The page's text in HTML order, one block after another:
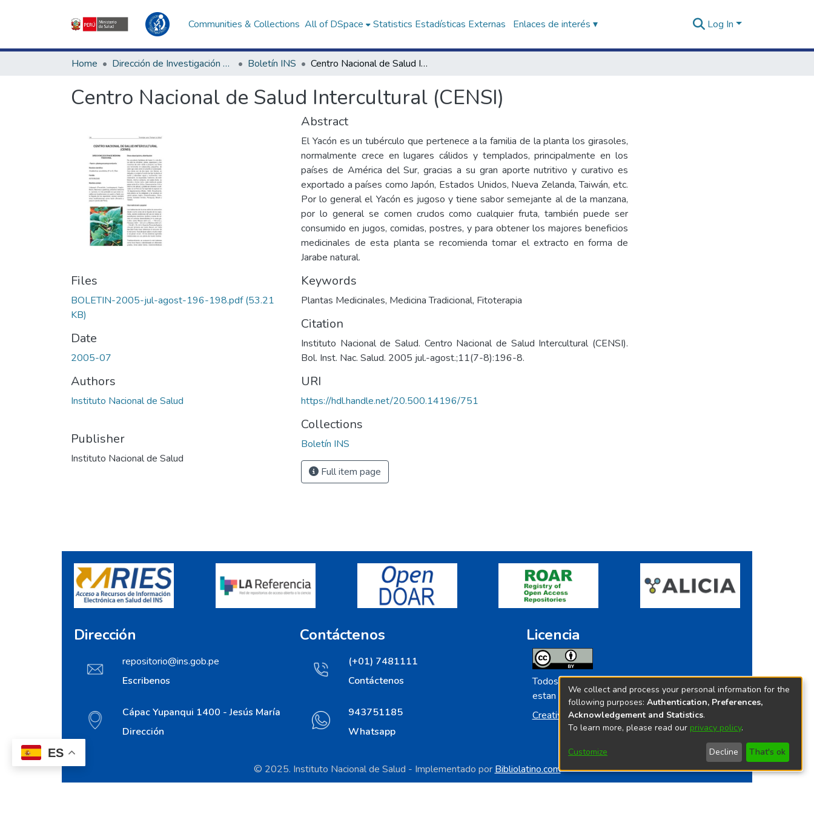
ES
Communities & Collections All of DSpace Statistics Estadísticas Externas Enlaces de interés ▾ Log In
Home Dirección de Investigación e Innovación en Salud Boletín INS Centro Nacional de Salud Intercultural (CENSI)
Centro Nacional de Salud Intercultural (CENSI)
Files
BOLETIN-2005-jul-agost-196-198.pdf(53.21
KB)
Date
2005-07
Authors
Instituto Nacional de Salud
Publisher
Instituto Nacional de Salud
Abstract
El Yacón es un tubérculo que pertenece a la familia de la planta los girasoles,
normalmente crece en lugares cálidos y templados, principalmente en los
países de América del Sur, gracias a su gran aporte nutritivo y curativo es
exportado a países como Japón, Estados Unidos, Nueva Zelanda, Taiwán, etc.
Por lo general el Yacón es jugoso y tiene sabor semejante al de la manzana,
por lo general se comen crudos como cualquier fruta, también puede ser
consumido en jugos, comidas, postres, y para obtener los majores beneficios
medicinales de esta planta se recomienda tomar el extracto en forma de
Jarabe natural.
Keywords
Plantas Medicinales, Medicina Tradicional, Fitoterapia
Citation
Instituto Nacional de Salud. Centro Nacional de Salud Intercultural (CENSI).
Bol. Inst. Nac. Salud. 2005 jul.-agost.;11(7-8):196-8.
URI
https://hdl.handle.net/20.500.14196/751
Collections
Boletín INS
Full item page
Dirección
repositorio@ins.gob.pe
Escribenos
Cápac Yupanqui 1400 - Jesús María
Dirección
Contáctenos
(+01) 7481111
Contáctenos
943751185
Whatsapp
Licencia
Todos los contenidos de repositorio.ins.gob.pe
estan licenciados bajo
Creative Commoms License
© 2025. Instituto Nacional de Salud - Implementado por Bibliolatino.com
We collect and process your personal information for the
following purposes: Authentication, Preferences,
Acknowledgement and Statistics.
To learn more, please read our privacy policy.
Customize Decline That's ok